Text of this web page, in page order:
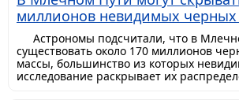
миллионов невидимых
Астрономы подсчитали, что в
существовать около 170 миллионов
массы, большинство из которых
исследование раскрывает их